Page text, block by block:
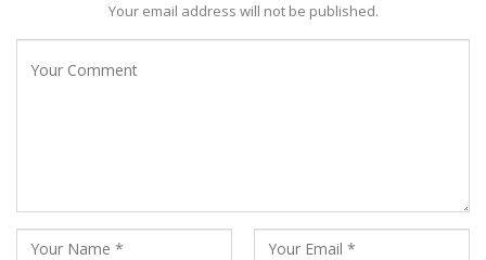
Your email address will not be published.